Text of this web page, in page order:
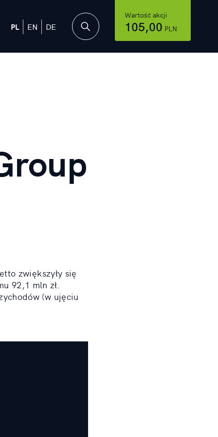
PL EN DE
Wartość akcji
105,00 PLN
zwiększyły się
92,1 mln zł.
(w ujęciu